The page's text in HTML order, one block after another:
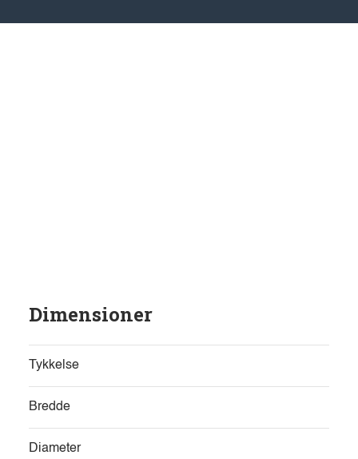
Dimensioner
Tykkelse
Bredde
Diameter